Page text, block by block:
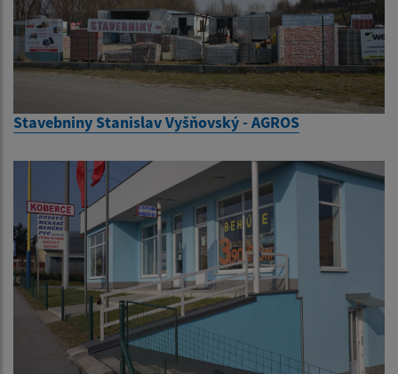
Stavebniny Stanislav Vyšňovský - AGROS